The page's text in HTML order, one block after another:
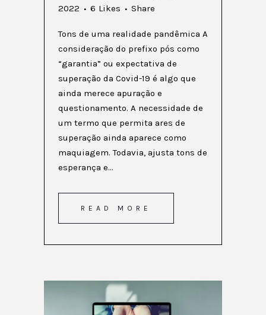
2022
6 Likes Share
Tons de uma realidade pandêmica A
consideração do prefixo pós como
“garantia” ou expectativa de
superação da Covid-19 é algo que
ainda merece apuração e
questionamento. A necessidade de
um termo que permita ares de
superação ainda aparece como
maquiagem. Todavia, ajusta tons de
esperança e...
READ MORE